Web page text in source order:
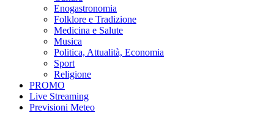
Enogastronomia
Folklore e Tradizione
Medicina e Salute
Musica
Politica, Attualità, Economia
Sport
Religione
PROMO
Live Streaming
Previsioni Meteo